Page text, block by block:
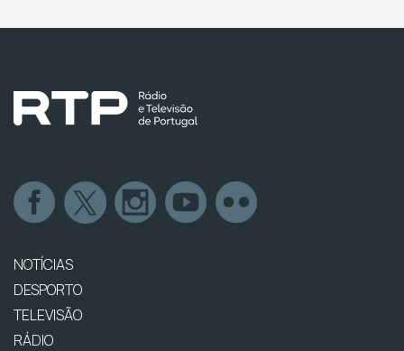
NOTÍCIAS
DESPORTO
TELEVISÃO
RÁDIO